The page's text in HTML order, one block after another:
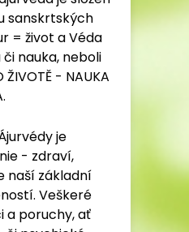
sanskrtských
= život a Véda
či nauka, neboli
ŽIVOTĚ - NAUKA
je
- zdraví,
naší základní
Veškeré
a poruchy, ať